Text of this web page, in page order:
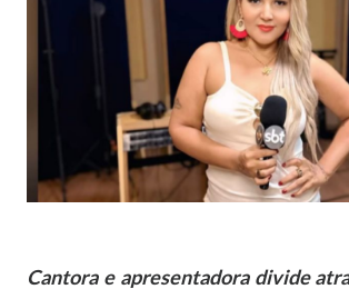
Cantora e apresentadora divide